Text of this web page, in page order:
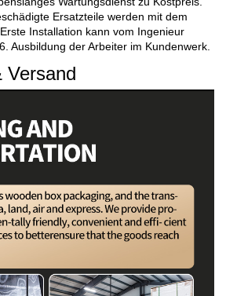
Ersatzteile werden mit dem
Installation kann vom Ingenieur
Versand